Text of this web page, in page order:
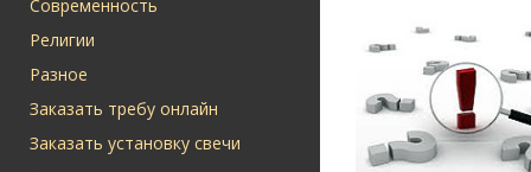
Современность
Религии
Разное
Заказать требу онлайн
Заказать установку свечи